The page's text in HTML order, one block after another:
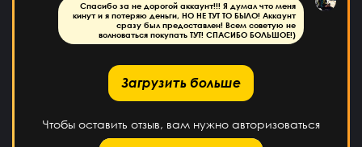
Спасибо за не дорогой аккаунт!!! Я думал что меня
кинут и я потеряю деньги, НО НЕ ТУТ ТО БЫЛО! Аккаунт
сразу был предоставлен! Всем советую не
волноваться покупать ТУТ! СПАСИБО БОЛЬШОЕ!)
Загрузить больше
Чтобы оставить отзыв, вам нужно авторизоваться